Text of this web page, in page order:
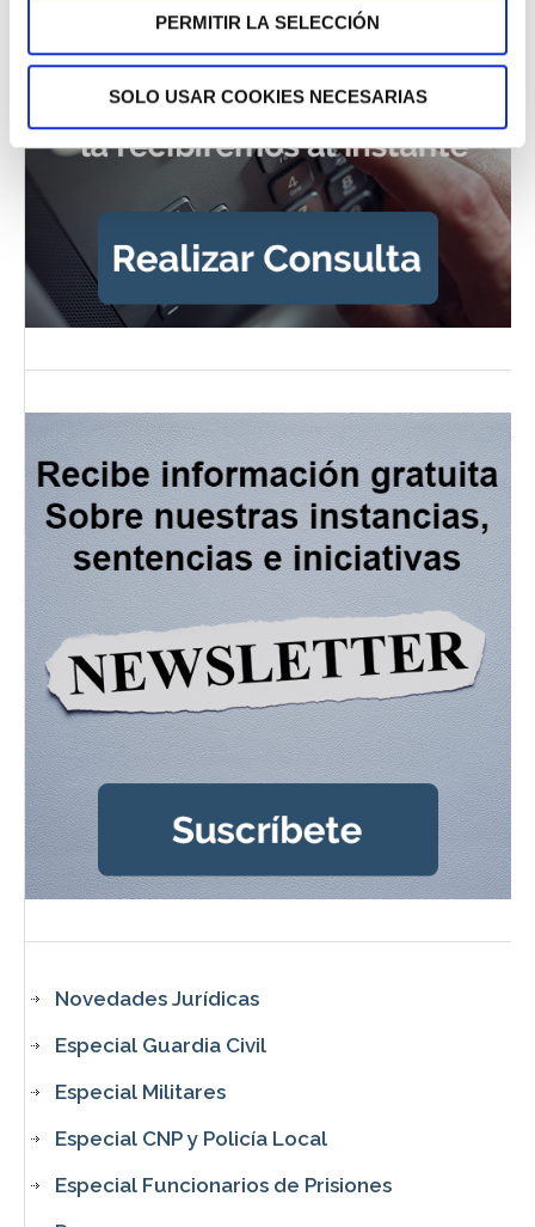
PERMITIR LA SELECCIÓN
SOLO USAR COOKIES NECESARIAS
Novedades Jurídicas
Especial Guardia Civil
Especial Militares
Especial CNP y Policía Local
Especial Funcionarios de Prisiones